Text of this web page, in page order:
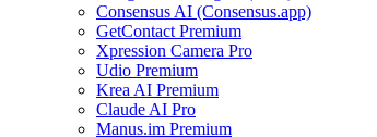
Consensus AI (Consensus.app)
GetContact Premium
Xpression Camera Pro
Udio Premium
Krea AI Premium
Claude AI Pro
Manus.im Premium